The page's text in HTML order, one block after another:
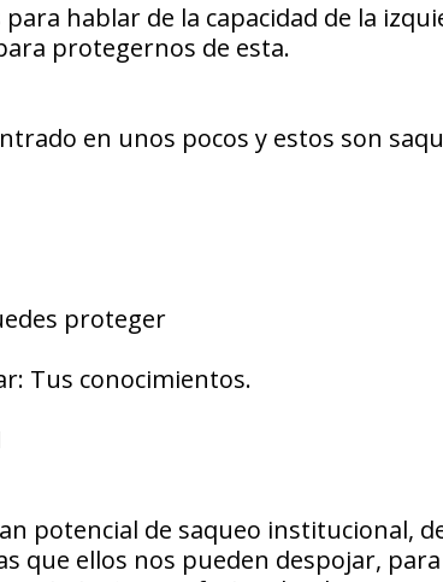
hablar de la capacidad de la
protegernos de esta.
en unos pocos y estos son
proteger
Tus conocimientos.
potencial de saqueo institucional,
que ellos nos pueden despojar,